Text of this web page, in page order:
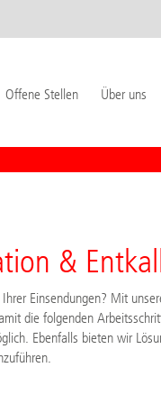
Offene Stellen Über uns
&
Einsendungen? Mit
die folgenden
Ebenfalls bieten wir